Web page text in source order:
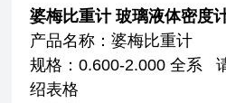
婆梅比重计 玻璃液体密度
产品名称：婆梅比重计
规格：0.600-2.000 全系
绍表格